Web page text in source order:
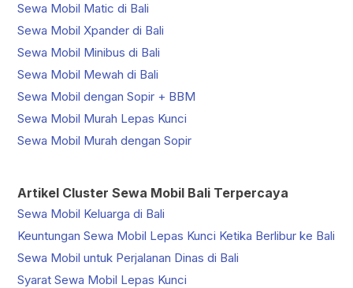
Sewa Mobil Matic di Bali
Sewa Mobil Xpander di Bali
Sewa Mobil Minibus di Bali
Sewa Mobil Mewah di Bali
Sewa Mobil dengan Sopir + BBM
Sewa Mobil Murah Lepas Kunci
Sewa Mobil Murah dengan Sopir
Artikel Cluster Sewa Mobil Bali Terpercaya
Sewa Mobil Keluarga di Bali
Keuntungan Sewa Mobil Lepas Kunci Ketika Berlibur ke Bali
Sewa Mobil untuk Perjalanan Dinas di Bali
Syarat Sewa Mobil Lepas Kunci